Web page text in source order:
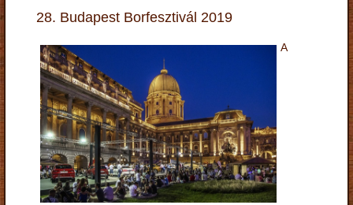
28. Budapest Borfesztivál 2019
A